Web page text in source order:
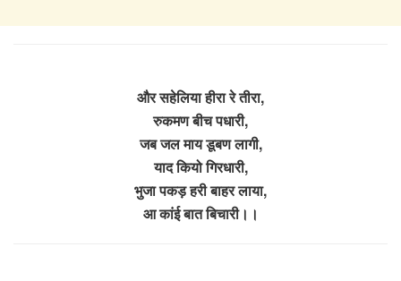
और सहेलिया हीरा रे तीरा,
रुकमण बीच पधारी,
जब जल माय डूबण लागी,
याद कियो गिरधारी,
भुजा पकड़ हरी बाहर लाया,
आ कांई बात बिचारी।।